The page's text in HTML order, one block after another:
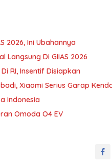
2026, Ini Ubahannya
Langsung Di GIIAS 2026
RI, Insentif Disiapkan
Xiaomi Serius Garap
Indonesia
Omoda O4 EV